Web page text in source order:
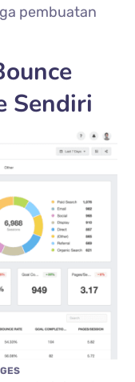
pembuatan
Sendiri